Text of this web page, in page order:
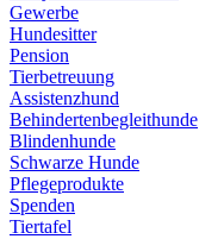
Gewerbe
Hundesitter
Pension
Tierbetreuung
Assistenzhund
Behindertenbegleithunde
Blindenhunde
Schwarze Hunde
Pflegeprodukte
Spenden
Tiertafel